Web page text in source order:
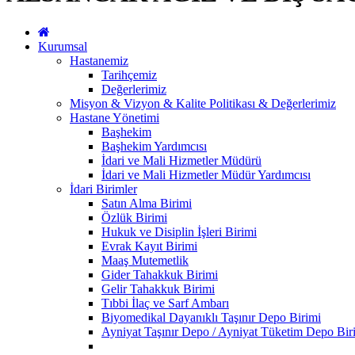
Kurumsal
Hastanemiz
Tarihçemiz
Değerlerimiz
Misyon & Vizyon & Kalite Politikası & Değerlerimiz
Hastane Yönetimi
Başhekim
Başhekim Yardımcısı
İdari ve Mali Hizmetler Müdürü
İdari ve Mali Hizmetler Müdür Yardımcısı
İdari Birimler
Satın Alma Birimi
Özlük Birimi
Hukuk ve Disiplin İşleri Birimi
Evrak Kayıt Birimi
Maaş Mutemetlik
Gider Tahakkuk Birimi
Gelir Tahakkuk Birimi
Tıbbi İlaç ve Sarf Ambarı
Biyomedikal Dayanıklı Taşınır Depo Birimi
Ayniyat Taşınır Depo / Ayniyat Tüketim Depo